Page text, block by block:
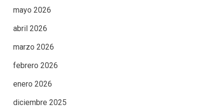
mayo 2026
abril 2026
marzo 2026
febrero 2026
enero 2026
diciembre 2025